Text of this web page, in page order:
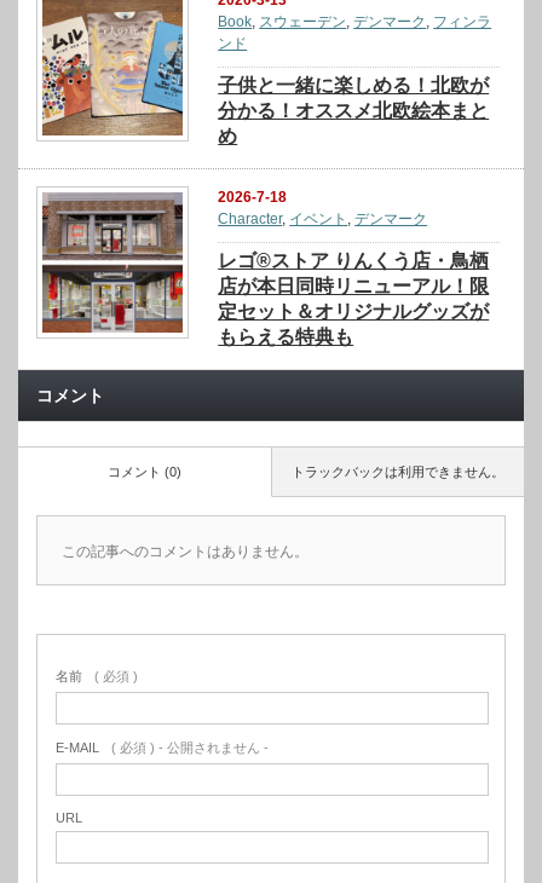
Book, スウェーデン,デンマーク , フィンラ
ンド
子供と一緒に楽しめる！北欧が
分かる！オススメ北欧絵本まと
め
2026-7-18
Character, イベント ,デンマーク
レゴ®ストア りんくう店・鳥栖
店が本日同時リニューアル！限
定セット＆オリジナルグッズが
もらえる特典も
コメント
トラックバックは利用できません。
コメント (0)
この記事へのコメントはありません。
名前 ( 必須 )
E-MAIL ( 必須 ) - 公開されません -
URL